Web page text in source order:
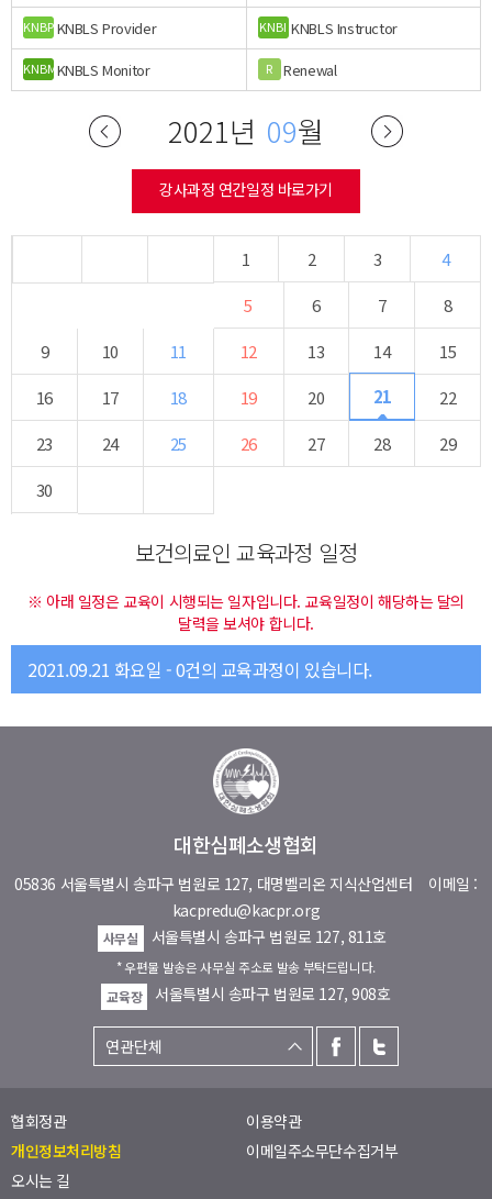
KNBPKNBLS Provider KNBI KNBLS Instructor
KNBMKNBLS Monitor R Renewal
2021년 09월
강사과정 연간일정 바로가기
1 2 3
4
5
6 7
8
9
10 11 12 13 14
15
16
17 18 19 20 21
22
23
24 25 26 27 28
29
30
보건의료인 교육과정 일정
※ 아래 일정은 교육이 시행되는 일자입니다. 교육일정이 해당하는 달의
달력을 보셔야 합니다.
2021.09.21 화요일 - 0건의 교육과정이 있습니다.
대한심폐소생협회
05836 서울특별시 송파구 법원로 127, 대명벨리온 지식산업센터 이메일 :
kacpredu@kacpr.org
사무실 서울특별시 송파구 법원로 127, 811호
* 우편물 발송은 사무실 주소로 발송 부탁드립니다.
교육장
서울특별시 송파구 법원로 127, 908호
협회정관
이용약관
개인정보처리방침
이메일주소무단수집거부
오시는 길